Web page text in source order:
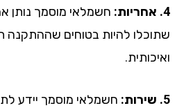
חשמלאי מוסמך נותן
להיות בטוחים שההתקנה
חשמלאי מוסמך יידע לתת